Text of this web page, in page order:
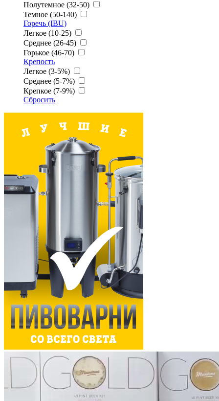
Полутемное (32-50)
Темное (50-140)
Горечь (IBU)
Легкое (10-25)
Среднее (26-45)
Горькое (46-70)
Крепость
Легкое (3-5%)
Среднее (5-7%)
Крепкое (7-9%)
Сбросить